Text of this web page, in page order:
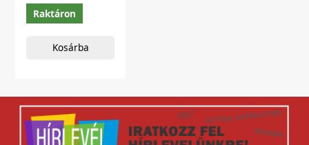
Raktáron
Kosárba